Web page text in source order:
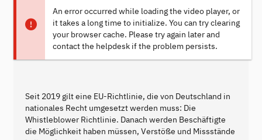
An error occurred while loading the video player, or
it takes a long time to initialize. You can try clearing
your browser cache. Please try again later and
contact the helpdesk if the problem persists.
Seit 2019 gilt eine EU-Richtlinie, die von Deutschland in
nationales Recht umgesetzt werden muss: Die
Whistleblower Richtlinie. Danach werden Beschäftigte
die Möglichkeit haben müssen, Verstöße und Missstände